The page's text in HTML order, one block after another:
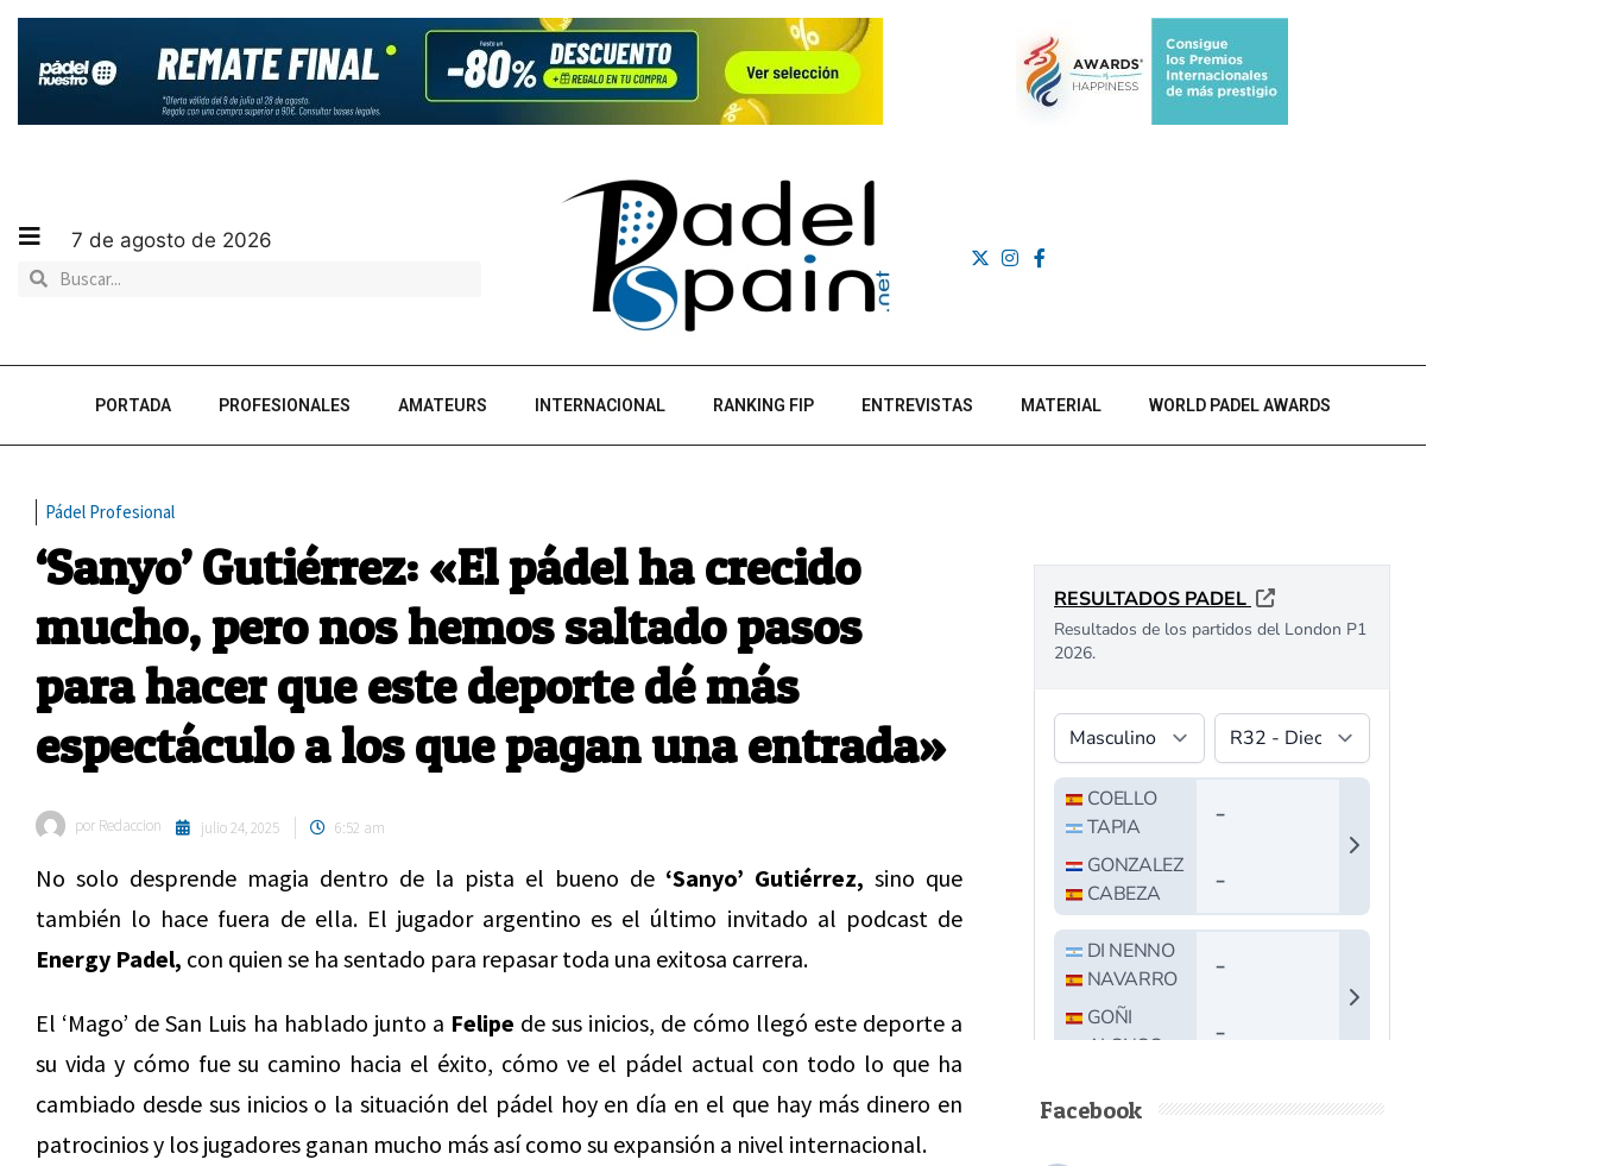
7 de agosto de 2026
PORTADA PROFESIONALES AMATEURS INTERNACIONAL RANKING FIP ENTREVISTAS MATERIAL WORLD PADEL AWARDS
Pádel Profesional
‘Sanyo’ Gutiérrez: «El pádel ha crecido
mucho, pero nos hemos saltado pasos
para hacer que este deporte dé más
espectáculo a los que pagan una entrada»
por Redaccion julio 24, 2025 6:52 am
No solo desprende magia dentro de la pista el bueno de ‘Sanyo’ Gutiérrez, sino que
también lo hace fuera de ella. El jugador argentino es el último invitado al podcast de
Energy Padel, con quien se ha sentado para repasar toda una exitosa carrera.
El ‘Mago’ de San Luis ha hablado junto a Felipe de sus inicios, de cómo llegó este deporte a
su vida y cómo fue su camino hacia el éxito, cómo ve el pádel actual con todo lo que ha
cambiado desde sus inicios o la situación del pádel hoy en día en el que hay más dinero en
patrocinios y los jugadores ganan mucho más así como su expansión a nivel internacional.
Facebook